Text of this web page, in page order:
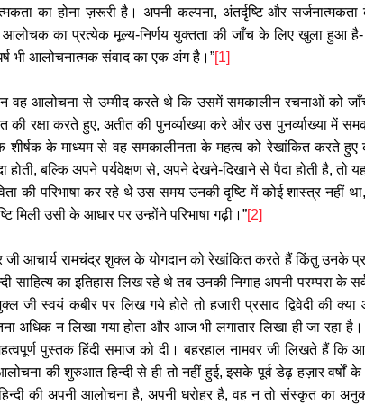
का होना ज़रूरी है। अपनी कल्पना, अंतर्दृष्टि और
का प्रत्येक मूल्य-निर्णय युक्तता की जाँच के लिए खुला हुआ है-
भी आलोचनात्मक संवाद का एक अंग है।”[1]
वह आलोचना से उम्मीद करते थे कि उसमें समकालीन रचनाओं को
रक्षा करते हुए, अतीत की पुनर्व्याख्या करे और उस पुनर्व्याख्या में
शीर्षक के माध्यम से वह समकालीनता के महत्व को रेखांकित करते
होती, बल्कि अपने पर्यवेक्षण से, अपने देखने-दिखाने से पैदा होती है, तो
की परिभाषा कर रहे थे उस समय उनकी दृष्टि में कोई शास्त्र नहीं था,
मिली उसी के आधार पर उन्होंने परिभाषा गढ़ी।”[2]
जी आचार्य रामचंद्र शुक्ल के योगदान को रेखांकित करते हैं किंतु उनके
साहित्य का इतिहास लिख रहे थे तब उनकी निगाह अपनी परम्परा
जी स्वयं कबीर पर लिख गये होते तो हजारी प्रसाद द्विवेदी की
अधिक न लिखा गया होता और आज भी लगातार लिखा ही जा रहा
पुस्तक हिंदी समाज को दी। बहरहाल नामवर जी लिखते हैं कि
की शुरुआत हिन्दी से ही तो नहीं हुई, इसके पूर्व डेढ़ हज़ार वर्षों
की अपनी आलोचना है, अपनी धरोहर है, वह न तो संस्कृत का